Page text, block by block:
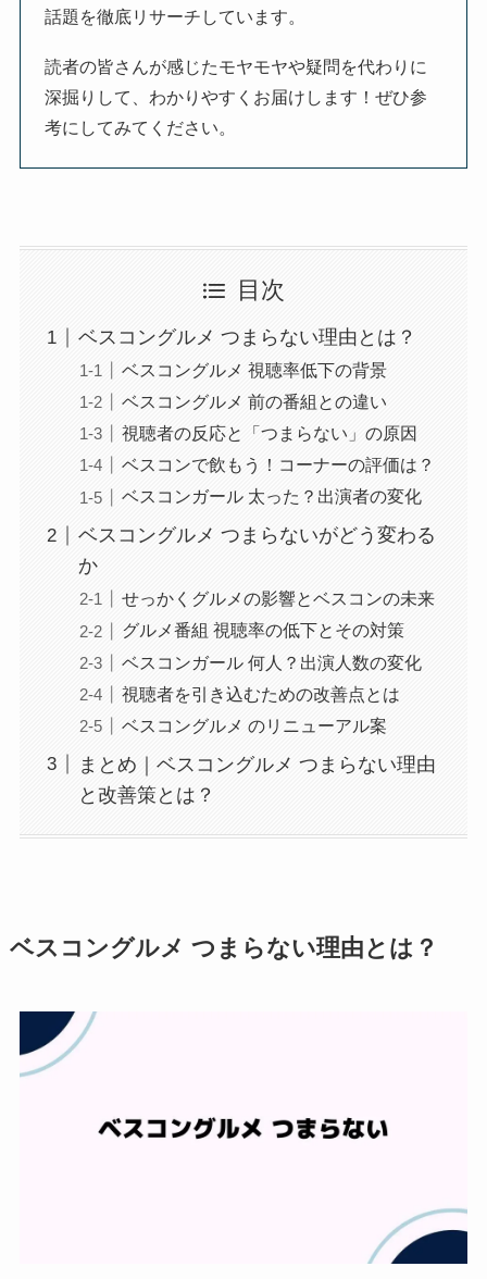
話題を徹底リサーチしています。
読者の皆さんが感じたモヤモヤや疑問を代わりに
深掘りして、わかりやすくお届けします！ぜひ参
考にしてみてください。
目次
ベスコングルメ つまらない理由とは？
ベスコングルメ 視聴率低下の背景
ベスコングルメ 前の番組との違い
視聴者の反応と「つまらない」の原因
ベスコンで飲もう！コーナーの評価は？
ベスコンガール 太った？出演者の変化
ベスコングルメ つまらないがどう変わる
か
せっかくグルメの影響とベスコンの未来
グルメ番組 視聴率の低下とその対策
ベスコンガール 何人？出演人数の変化
視聴者を引き込むための改善点とは
ベスコングルメ のリニューアル案
まとめ｜ベスコングルメ つまらない理由
と改善策とは？
ベスコングルメ つまらない理由とは？